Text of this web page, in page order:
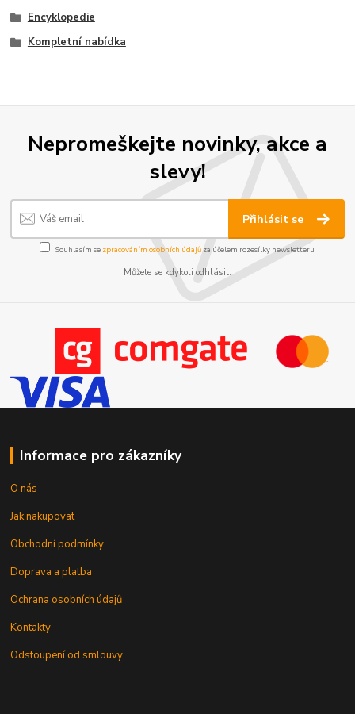
Encyklopedie
Kompletní nabídka
Nepromeškejte novinky, akce a
slevy!
Přihlásit se
Souhlasím se zpracováním osobních údajůza účelem rozesílky newsletteru.
Můžete se kdykoli odhlásit.
Informace pro zákazníky
O nás
Jak nakupovat
Obchodní podmínky
Doprava a platba
Ochrana osobních údajů
Kontakty
Odstoupení od smlouvy